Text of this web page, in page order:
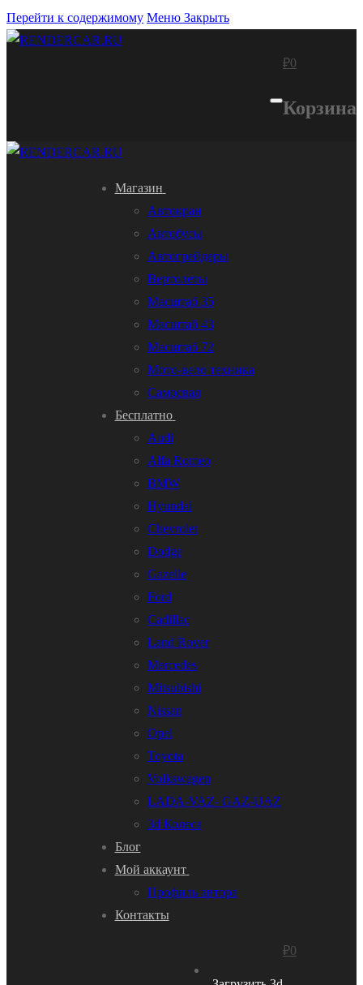
Перейти к содержимому Меню Закрыть
₽0
Корзина
Магазин
Автокран
Автобусы
Автогрейдеры
Вертолеты
Масштаб 35
Масштаб 43
Масштаб 72
Мото-вело техника
Самосвал
Бесплатно
Audi
Alfa Romeo
BMW
Hyundai
Chevrolet
Dodge
Gazelle
Ford
Cadillac
Land Rover
Mercedes
Mitsubishi
Nissan
Opel
Toyota
Volkswagen
LADA-VAZ- GAZ-UAZ
3d Колеса
Блог
Мой аккаунт
Профиль автора
Контакты
₽0